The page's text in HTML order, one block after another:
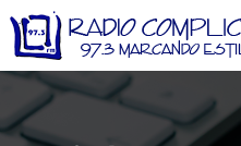
contenido